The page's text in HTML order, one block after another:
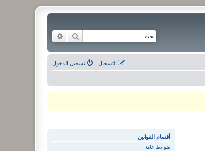
بحث
تسجيل الدخول التسجيل
أقسام القوانين
ضوابط عامة